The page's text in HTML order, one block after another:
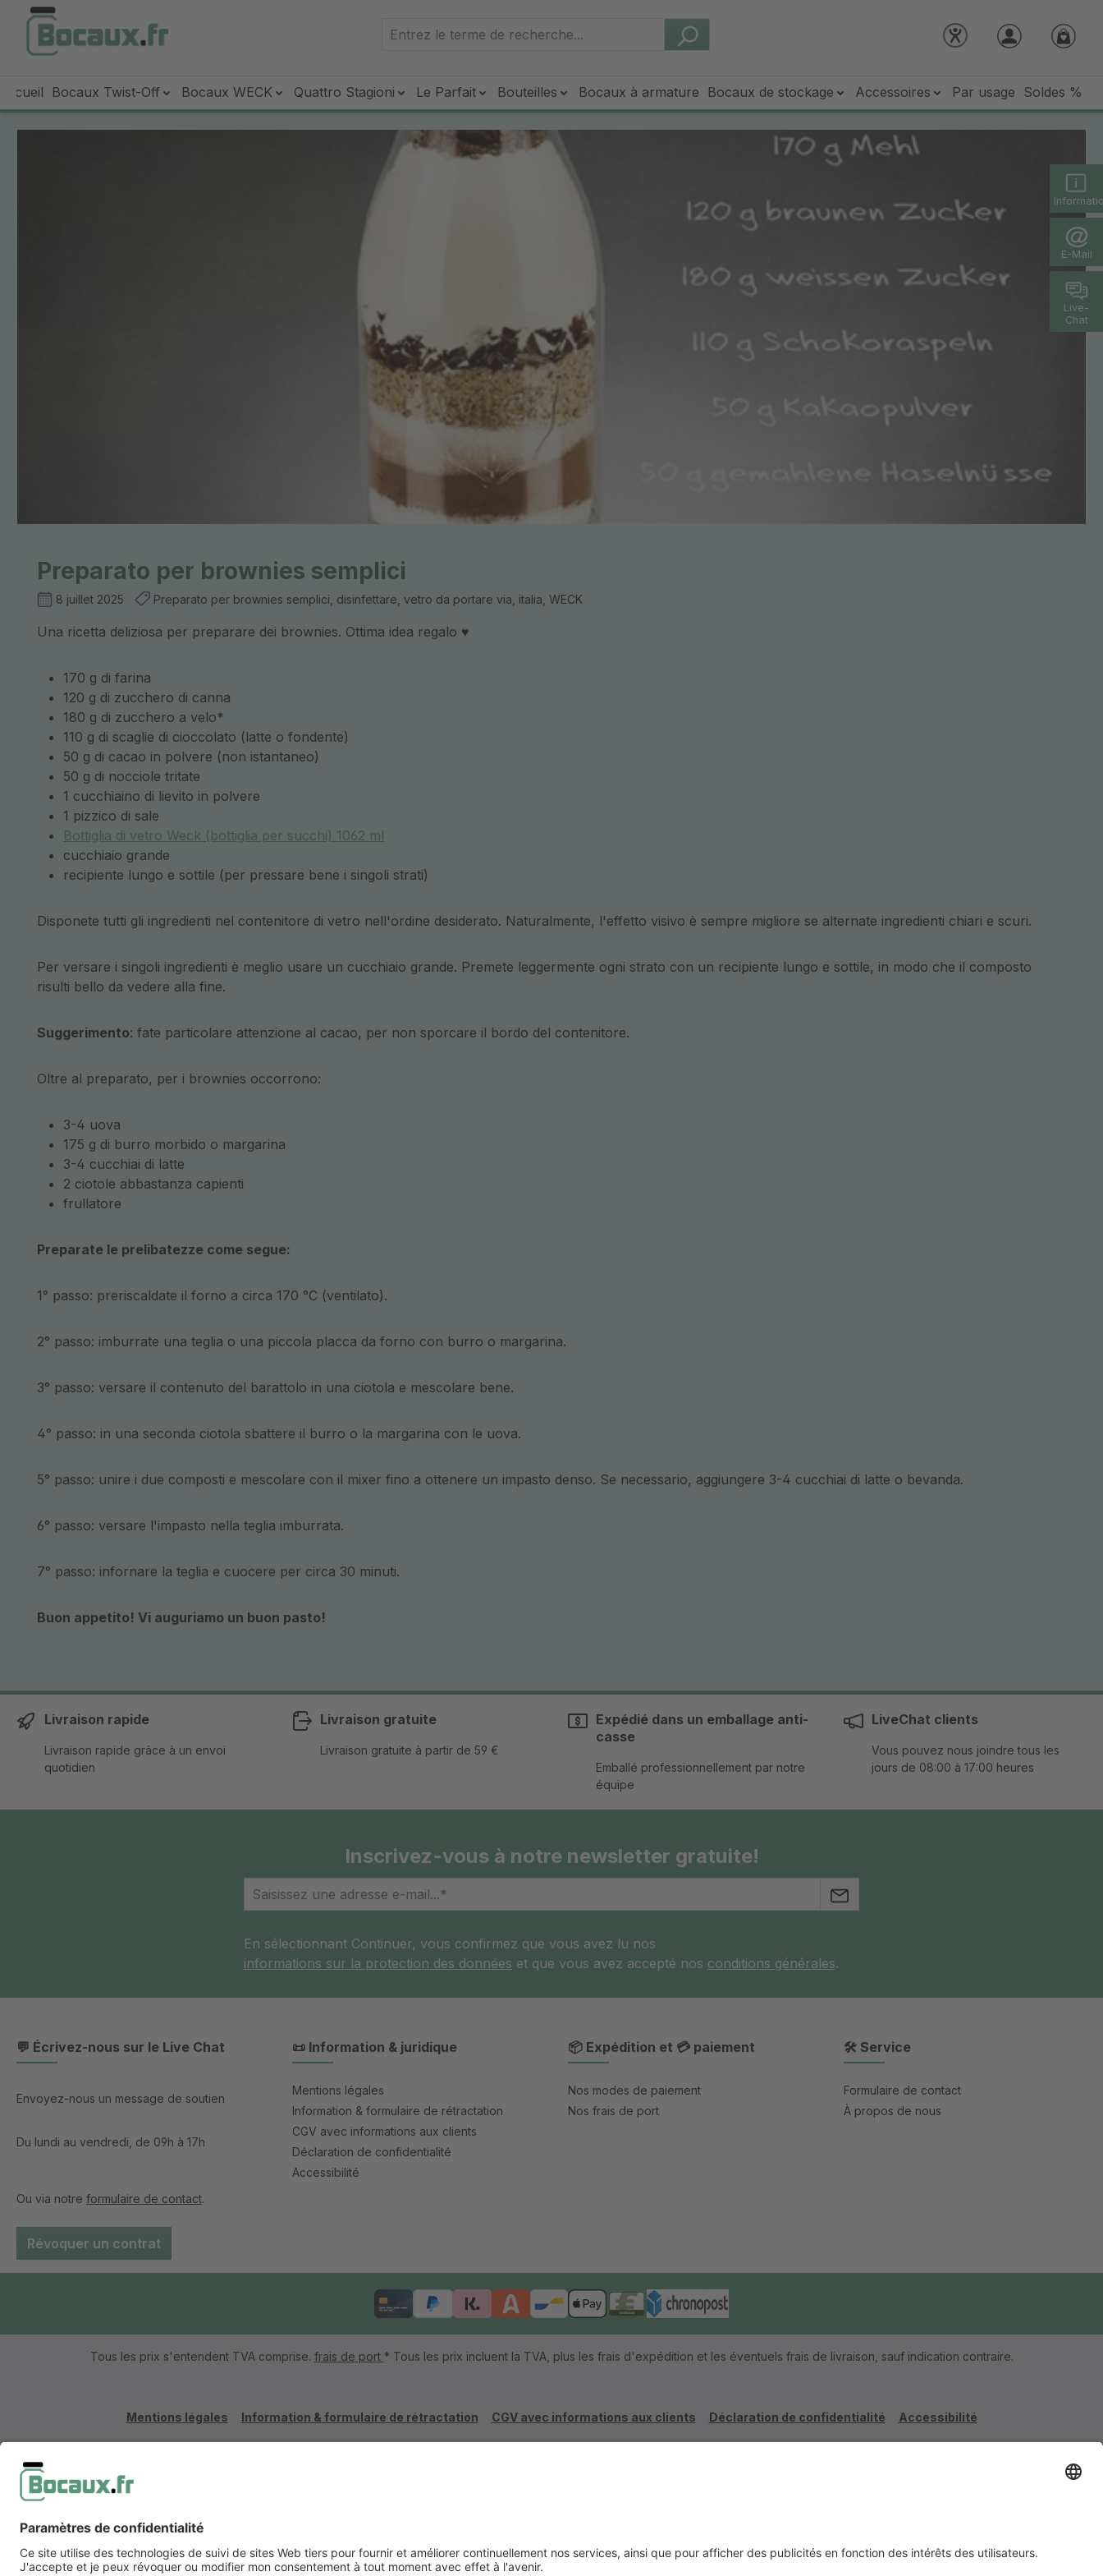
au contenu principal
Passer à la recherche
Passer à la navigation principale
E-Mail
Live-
Chat
Bocaux Twist-Off Bocaux WECK Quattro Stagioni Le Parfait Bouteilles Bocaux à armature Bocaux de stockage Accessoires Par usage Soldes %
Preparato per brownies semplici
8 juillet 2025 Preparato per brownies semplici, disinfettare, vetro da portare via, italia, WECK
Una ricetta deliziosa per preparare dei brownies. Ottima idea regalo ♥
170 g di farina
120 g di zucchero di canna
180 g di zucchero a velo*
110 g di scaglie di cioccolato (latte o fondente)
50 g di cacao in polvere (non istantaneo)
50 g di nocciole tritate
1 cucchiaino di lievito in polvere
1 pizzico di sale
Bottiglia di vetro Weck (bottiglia per succhi) 1062 ml
cucchiaio grande
recipiente lungo e sottile (per pressare bene i singoli strati)
Disponete tutti gli ingredienti nel contenitore di vetro nell'ordine desiderato. Naturalmente, l'effetto visivo è sempre migliore se alternate ingredienti chiari e scuri.
Per versare i singoli ingredienti è meglio usare un cucchiaio grande. Premete leggermente ogni strato con un recipiente lungo e sottile, in modo che il composto
risulti bello da vedere alla fine.
Suggerimento: fate particolare attenzione al cacao, per non sporcare il bordo del contenitore.
Oltre al preparato, per i brownies occorrono:
3-4 uova
175 g di burro morbido o margarina
3-4 cucchiai di latte
2 ciotole abbastanza capienti
frullatore
Preparate le prelibatezze come segue:
1° passo: preriscaldate il forno a circa 170 °C (ventilato).
2° passo: imburrate una teglia o una piccola placca da forno con burro o margarina.
3° passo: versare il contenuto del barattolo in una ciotola e mescolare bene.
4° passo: in una seconda ciotola sbattere il burro o la margarina con le uova.
5° passo: unire i due composti e mescolare con il mixer fino a ottenere un impasto denso. Se necessario, aggiungere 3-4 cucchiai di latte o bevanda.
6° passo: versare l'impasto nella teglia imburrata.
7° passo: infornare la teglia e cuocere per circa 30 minuti.
Buon appetito! Vi auguriamo un buon pasto!
Livraison rapide
Livraison rapide grâce à un envoi
quotidien
Livraison gratuite
Livraison gratuite à partir de 59 €
Expédié dans un emballage anti-
casse
Emballé professionnellement par notre
équipe
LiveChat clients
Vous pouvez nous joindre tous les
jours de 08:00 à 17:00 heures
Inscrivez-vous à notre newsletter gratuite!
En sélectionnant Continuer, vous confirmez que vous avez lu nos
informations sur la protection des données et que vous avez accepté nos conditions générales.
💬 Écrivez-nous sur le Live Chat
Envoyez-nous un message de soutien
Du lundi au vendredi, de 09h à 17h
Ou via notre formulaire de contact.
Révoquer un contrat
📜 Information & juridique
Mentions légales
Information & formulaire de rétractation
CGV avec informations aux clients
Déclaration de confidentialité
Accessibilité
📦 Expédition et 💳 paiement
Nos modes de paiement
Nos frais de port
🛠 Service
Formulaire de contact
À propos de nous
Tous les prix s'entendent TVA comprise. frais de port * Tous les prix incluent la TVA, plus les frais d'expédition et les éventuels frais de livraison, sauf indication contraire.
Mentions légales Information & formulaire de rétractation CGV avec informations aux clients Déclaration de confidentialité Accessibilité